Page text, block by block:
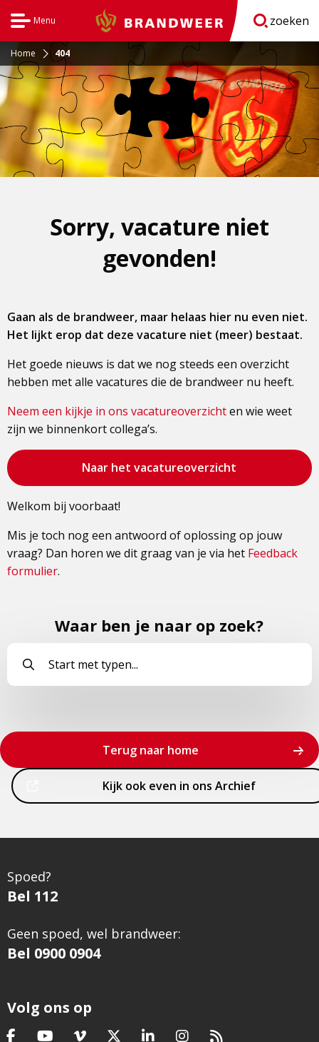
Menu Brandweer zoeken
Home 404
Sorry, vacature niet
gevonden!
Gaan als de brandweer, maar helaas hier nu even niet.
Het lijkt erop dat deze vacature niet (meer) bestaat.
Het goede nieuws is dat we nog steeds een overzicht
hebben met alle vacatures die de brandweer nu heeft.
Neem een kijkje in ons vacatureoverzichten wie weet
zijn we binnenkort collega’s.
Bezoek
de
pagina
Naar het vacatureoverzicht
Welkom bij voorbaat!
Mis je toch nog een antwoord of oplossing op jouw
vraag? Dan horen we dit graag van je via het Feedback
formulier.
Waar ben je naar op zoek?
Terug naar home
is
externe
Kijk ook even in ons Archief
Spoed?
Bel 112
Geen spoed, wel brandweer:
Bel 0900 0904
Volg ons op
BezoekBezoek Bezoek Bezoek Bezoek Bezoek Bezoek